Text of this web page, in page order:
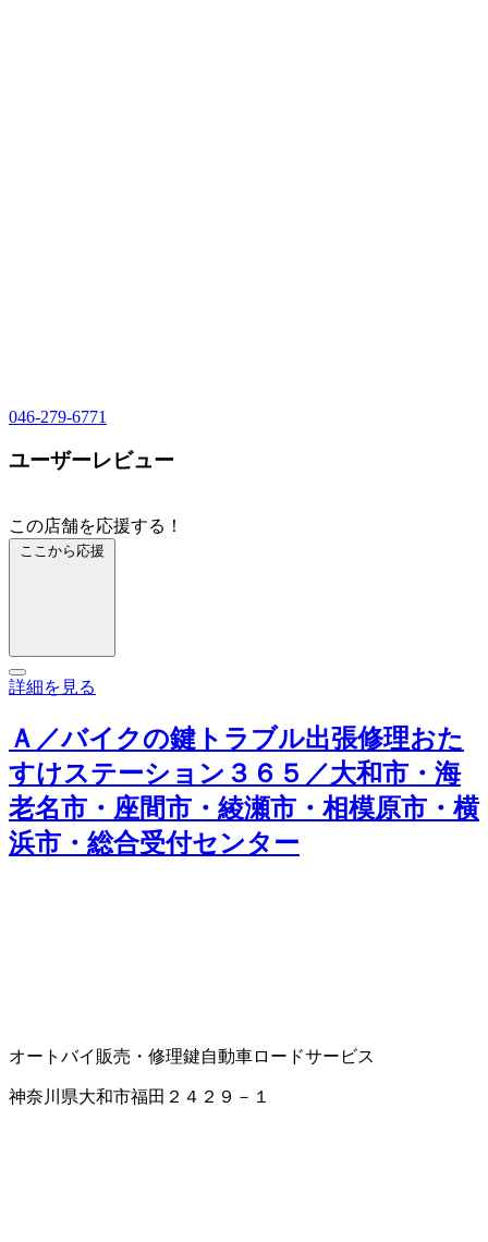
046-279-6771
ユーザーレビュー
この店舗を応援する！
ここから応援
詳細を見る
Ａ／バイクの鍵トラブル出張修理おた
すけステーション３６５／大和市・海
老名市・座間市・綾瀬市・相模原市・横
浜市・総合受付センター
オートバイ販売・修理鍵自動車ロードサービス
神奈川県大和市福田２４２９－１